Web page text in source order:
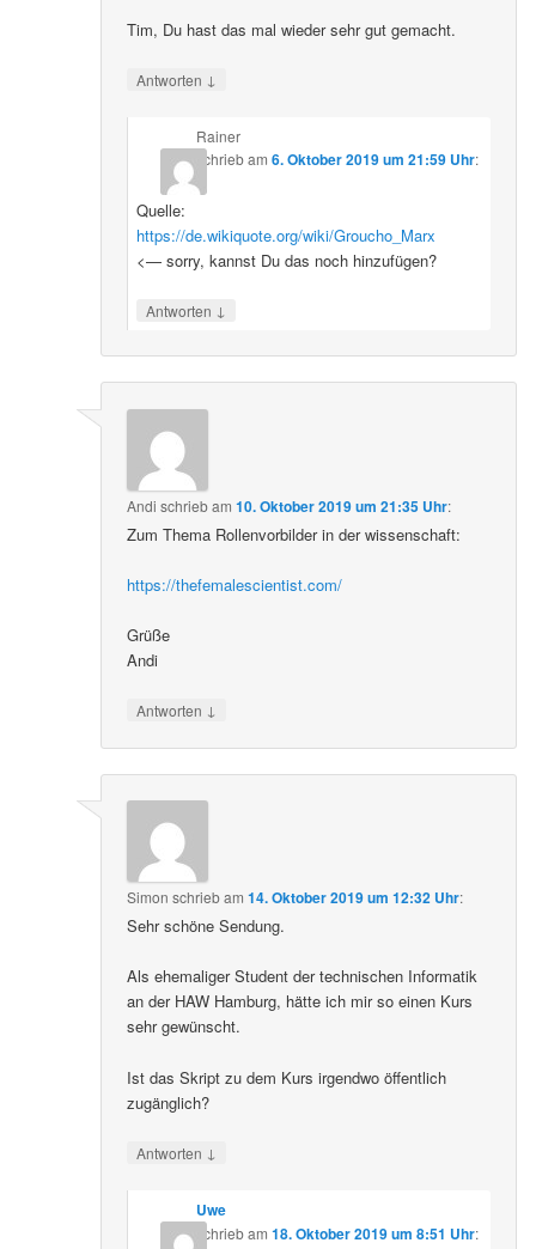
Tim, Du hast das mal wieder sehr gut gemacht.
Antworten ↓
Rainer
schriebam 6. Oktober 2019 um 21:59 Uhr:
Quelle:
https://de.wikiquote.org/wiki/Groucho_Marx
<— sorry, kannst Du das noch hinzufügen?
Antworten ↓
Andi schriebam10. Oktober 2019 um 21:35 Uhr:
Zum Thema Rollenvorbilder in der wissenschaft:
https://thefemalescientist.com/
Grüße
Andi
Antworten ↓
Simon schriebam14. Oktober 2019 um 12:32 Uhr:
Sehr schöne Sendung.
Als ehemaliger Student der technischen Informatik
an der HAW Hamburg, hätte ich mir so einen Kurs
sehr gewünscht.
Ist das Skript zu dem Kurs irgendwo öffentlich
zugänglich?
Antworten ↓
Uwe
schriebam 18. Oktober 2019 um 8:51 Uhr: